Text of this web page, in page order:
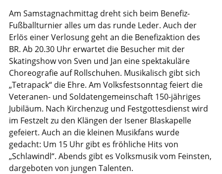
Am Samstagnachmittag dreht sich beim Benefiz-
Fußballturnier alles um das runde Leder. Auch der
Erlös einer Verlosung geht an die Benefizaktion des
BR. Ab 20.30 Uhr erwartet die Besucher mit der
Skatingshow von Sven und Jan eine spektakuläre
Choreografie auf Rollschuhen. Musikalisch gibt sich
„Tetrapack“ die Ehre. Am Volksfestsonntag feiert die
Veteranen- und Soldatengemeinschaft 150-jähriges
Jubiläum. Nach Kirchenzug und Festgottesdienst wird
im Festzelt zu den Klängen der Isener Blaskapelle
gefeiert. Auch an die kleinen Musikfans wurde
gedacht: Um 15 Uhr gibt es fröhliche Hits von
„Schlawindl“. Abends gibt es Volksmusik vom Feinsten,
dargeboten von jungen Talenten.